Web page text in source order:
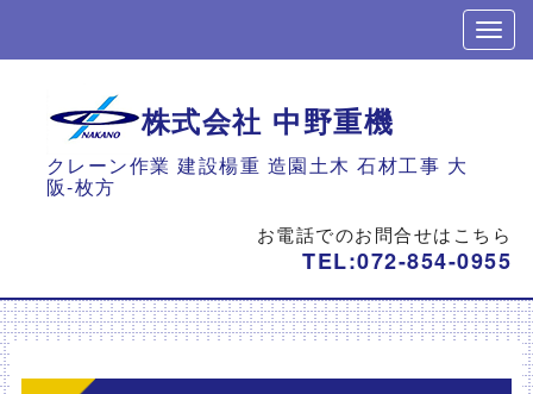
株式会社 中野重機
クレーン作業 建設楊重 造園土木 石材工事 大
阪-枚方
お電話でのお問合せはこちら
TEL:072-854-0955